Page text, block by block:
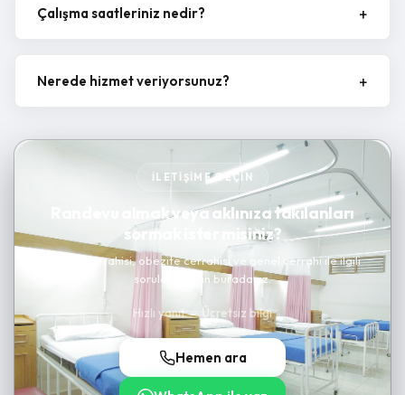
Çalışma saatleriniz nedir?
Nerede hizmet veriyorsunuz?
İLETIŞIME GEÇIN
Randevu almak veya aklınıza takılanları
sormak ister misiniz?
Kanser cerrahisi, obezite cerrahisi ve genel cerrahi ile ilgili
sorularınız için buradayız.
Hızlı yanıt — Ücretsiz bilgi
Hemen ara